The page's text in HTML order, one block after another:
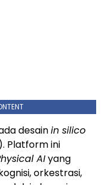
desainin silico
Platform ini
AIyang
orkestrasi,